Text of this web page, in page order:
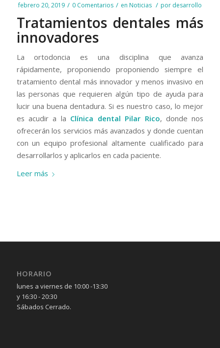
febrero 20, 2019 / 0 Comentarios / en Noticias / por desarrollo
Tratamientos dentales más
innovadores
La ortodoncia es una disciplina que avanza
rápidamente, proponiendo proponiendo siempre el
tratamiento dental más innovador y menos invasivo en
las personas que requieren algún tipo de ayuda para
lucir una buena dentadura. Si es nuestro caso, lo mejor
es acudir a la Clínica dental Pilar Rico, donde nos
ofrecerán los servicios más avanzados y donde cuentan
con un equipo profesional altamente cualificado para
desarrollarlos y aplicarlos en cada paciente.
Leer más
HORARIO
lunes a viernes de 10:00 -13:30
y 16:30 - 20:30
Sábados Cerrado.